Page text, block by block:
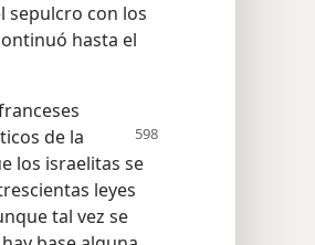
sepulcro con los
hasta el
de la
los israelitas se
leyes
tal vez se